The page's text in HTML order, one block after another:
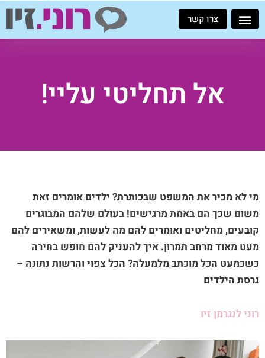
דילוג
לתוכן
צרו קשר
אל תחליטי עליי!
מי לא מכיר את המשפט שבכותרת? ילדים אומרים זאת
משום שכך הם באמת מרגישים! בעולם שלהם המבוגרים
קובעים, מחליטים ואומרים להם מה לעשות, ומשאירים להם
מעט מאוד מרחב תמרון. איך להעניק להם חופש בחירה
כשכמעט הכל מוכתב מלמעלה? הכל צפוי והרשות נתונה –
גרסת הילדים
רוני לנגרמן זיו